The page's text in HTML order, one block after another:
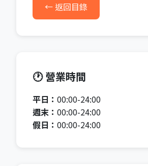
← 返回目錄
🕐 營業時間
平日： 00:00-24:00
週末： 00:00-24:00
假日： 00:00-24:00